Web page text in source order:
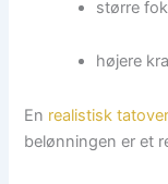
større
højere
En realistisk
belønningen er et